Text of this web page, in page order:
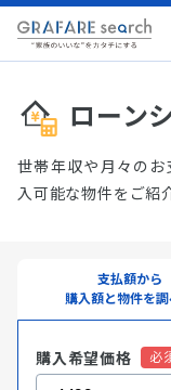
ローン
世帯年収や月々のお
入可能な物件をご紹
支払額から
購入額と物件を
購入希望価格